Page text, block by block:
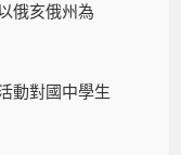
俄亥俄州為
動對國中學生